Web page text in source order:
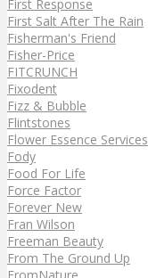
First Response
First Salt After The Rain
Fisherman's Friend
Fisher-Price
FITCRUNCH
Fixodent
Fizz & Bubble
Flintstones
Flower Essence Services
Fody
Food For Life
Force Factor
Forever New
Fran Wilson
Freeman Beauty
From The Ground Up